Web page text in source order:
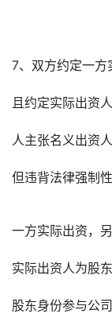
7、双方约定一方
且约定实际出资
人主张名义出资
但违背法律强制
一方实际出资，
实际出资人为股
股东身份参与公